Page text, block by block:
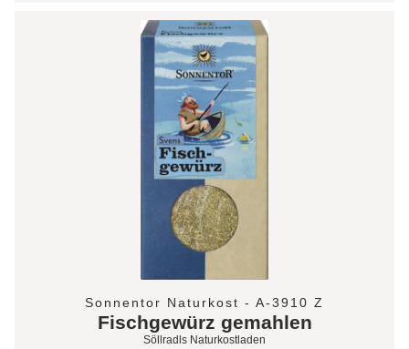
Sonnentor Naturkost - A-3910 Z
Fischgewürz gemahlen
Söllradls Naturkostladen